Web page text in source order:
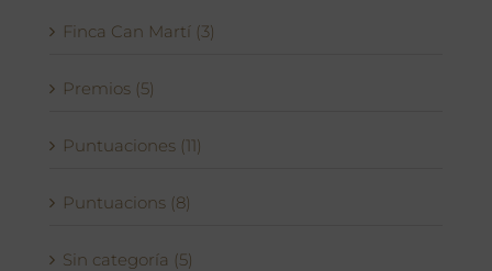
Finca Can Martí (3)
Premios (5)
Puntuaciones (11)
Puntuacions (8)
Sin categoría (5)